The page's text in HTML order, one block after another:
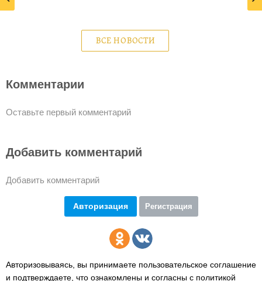
ВСЕ НОВОСТИ
Комментарии
Оставьте первый комментарий
Добавить комментарий
Добавить комментарий
Авторизация Регистрация
Авторизовываясь, вы принимаете пользовательское соглашение
и подтверждаете, что ознакомлены и согласны с политикой